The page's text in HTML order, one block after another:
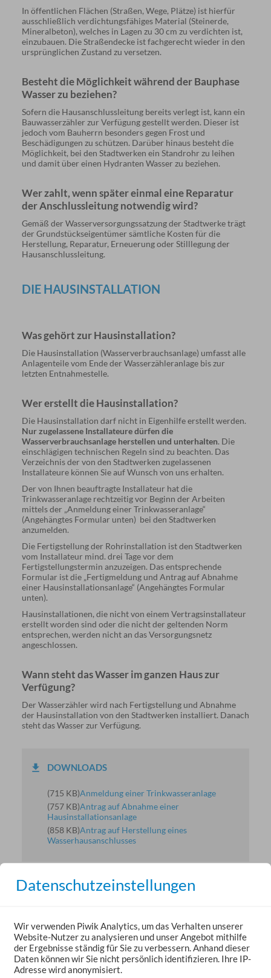
In öffentlichen Flächen (Straßen, Wege, Plätze) ist hierfür
ausschließlich verdichtungsfähiges Material (Steinerde,
Mineralbeton), welches in Lagen zu 30 cm zu verdichten ist,
einzubauen. Die Straßendecke ist fachgerecht wieder in den
ursprünglichen Zustand zu versetzen.
Besteht die Möglichkeit während der Bauphase
Wasser zu beziehen?
Sofern die Hausanschlussleitung bereits verlegt ist, kann ein
Bauwasserzähler zur Verfügung gestellt werden. Dieser ist
jedoch vom Bauherrn besonders gegen Frost und
Beschädigungen zu schützen. Darüber hinaus besteht die
Möglichkeit, bei den Stadtwerken ein Standrohr zu leihen
und damit über einen Hydranten Wasser zu beziehen.
Wer zahlt, wenn später einmal eine Reparatur
der Anschlussleitung notwendig wird?
Gemäß der Wasserversorgungssatzung der Stadtwerke trägt
der Grundstückseigentümer sämtliche Kosten für die
Herstellung, Reparatur, Erneuerung oder Stilllegung der
Hausanschlussleitung.
DIE HAUSINSTALLATION
Was gehört zur Hausinstallation?
Die Hausinstallation (Wasserverbrauchsanlage) umfasst alle
Anlagenteile vom Ende der Wasserzähleranlage bis zur
letzten Entnahmestelle.
Wer erstellt die Hausinstallation?
Die Hausinstallation darf nicht in Eigenhilfe erstellt werden.
Nur zugelassene Installateure dürfen die
Wasserverbrauchsanlage herstellen und unterhalten. Die
einschlägigen technischen Regeln sind zu beachten. Das
Verzeichnis der von den Stadtwerken zugelassenen
Installateure können Sie auf Wunsch von uns erhalten.
Der von Ihnen beauftragte Installateur hat die
Trinkwasseranlage rechtzeitig vor Beginn der Arbeiten
mittels der „Anmeldung einer Trinkwasseranlage“
(Angehängtes Formular unten) bei den Stadtwerken
anzumelden.
Die Fertigstellung der Rohrinstallation ist den Stadtwerken
vom Installateur mind. drei Tage vor dem
Fertigstellungstermin anzuzeigen. Das entsprechende
Formular ist die „Fertigmeldung und Antrag auf Abnahme
einer Hausinstallationsanlage“ (Angehängtes Formular
unten).
Hausinstallationen, die nicht von einem Vertragsinstallateur
erstellt worden sind oder die nicht der geltenden Norm
entsprechen, werden nicht an das Versorgungsnetz
angeschlossen.
Wann steht das Wasser im ganzen Haus zur
Verfügung?
Der Wasserzähler wird nach Fertigstellung und Abnahme
der Hausinstallation von den Stadtwerken installiert. Danach
steht das Wasser zur Verfügung.
DOWNLOADS
(715 KB)Anmeldung einer Trinkwasseranlage
(757 KB)Antrag auf Abnahme einer
Hausinstallationsanlage
(858 KB)Antrag auf Herstellung eines
Wasserhausanschlusses
Datenschutzeinstellungen
Wir verwenden Piwik Analytics, um das Verhalten unserer
Website-Nutzer zu analysieren und unser Angebot mithilfe
der Ergebnisse ständig für Sie zu verbessern. Anhand dieser
Daten können wir Sie nicht persönlich identifizieren. Ihre IP-
Adresse wird anonymisiert.